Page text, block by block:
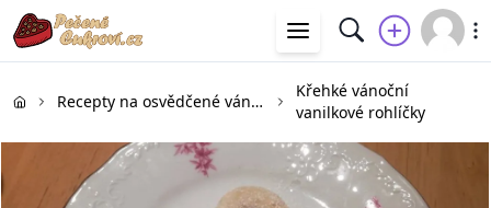
Recepty na osvědčené vánoční cukroví
Křehké vánoční
vanilkové rohlíčky